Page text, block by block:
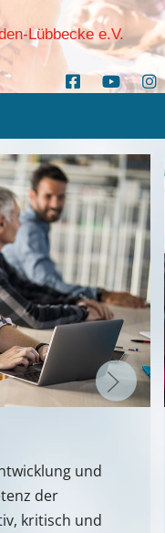
Lübbecke e.V.
und
der
kritisch und